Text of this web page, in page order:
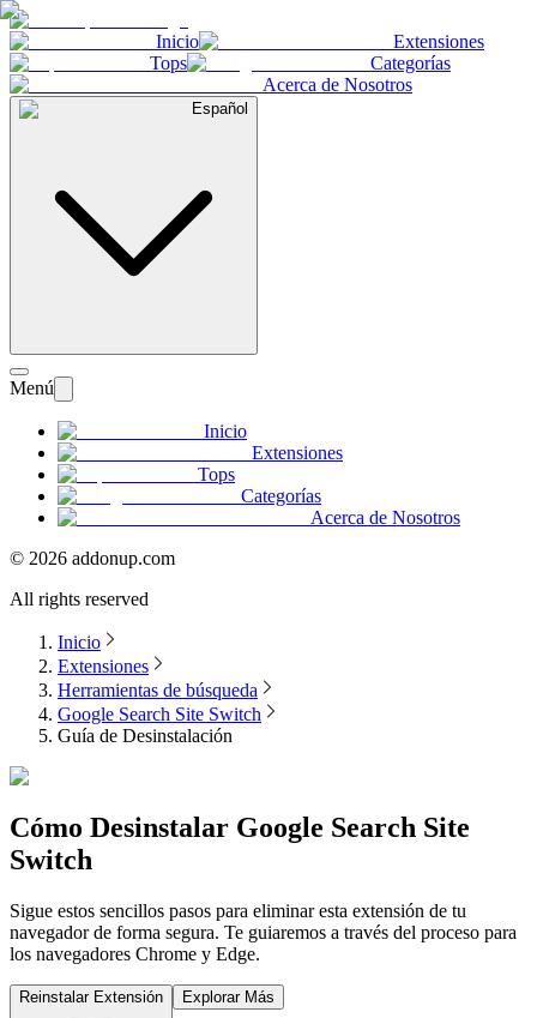
Inicio
Extensiones
Tops
Categorías
Acerca de Nosotros
Español
Menú
Inicio
Extensiones
Tops
Categorías
Acerca de Nosotros
© 2026 addonup.com
All rights reserved
Inicio
Extensiones
Herramientas de búsqueda
Google Search Site Switch
Guía de Desinstalación
Cómo Desinstalar Google Search Site
Switch
Sigue estos sencillos pasos para eliminar esta extensión de tu
navegador de forma segura. Te guiaremos a través del proceso para
los navegadores Chrome y Edge.
Reinstalar Extensión Explorar Más